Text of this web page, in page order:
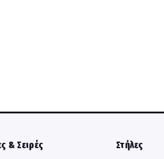
& Σειρές Στήλες